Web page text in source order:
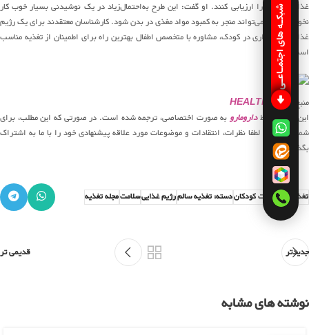
غذایی دقیقی را ارزیابی کنند. او گفت: این طرح به‌احتمال‌زیاد در یک نوشیدنی بسیار خوب کار
نخواهد کرد و می‌تواند منجر به کمبود مواد مغذی در بدن شود. کارشناسان معتقدند برای یک رژیم
غذایی گیاهخواری در کودک، مشاوره با متخصص اطفال بهترین راه برای اطمینان از تغذیه مناسب
است.
منبع:HEALTHLINE
این مقاله توسطداروماروبه صورت اختصاصی، ترجمه شده است. در صورتی که این مطلب، برای
شما مفید بود، لطفا نظرات، انتقادات و موضوعات مورد علاقه پیشنهادی خود را با ما به اشتراک
بگذارید.َ
تغذیه و بهداشت کودکاندسته: تغذیه سالمرژیم غذاییسلامتمجله تغذیه
جدیدتر قدیمی تر
نوشته های مشابه
شبکـه های اجتمـاعـی